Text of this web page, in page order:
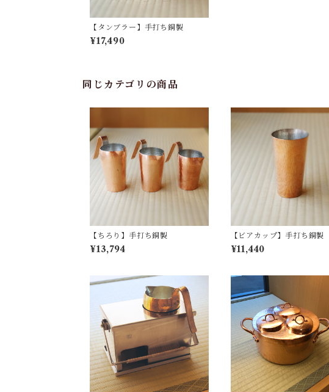
【タンブラー】手打ち銅製
¥17,490
同じカテゴリの商品
【ちろり】手打ち銅製
¥13,794
【ビアカップ】手打ち銅製
¥11,440